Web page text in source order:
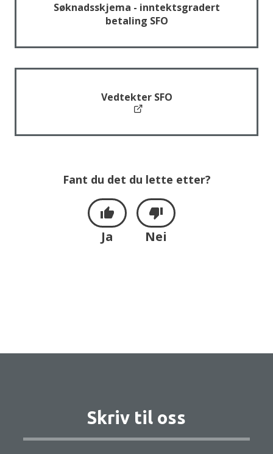
Søknadsskjema - inntektsgradert
betaling SFO
Vedtekter SFO
Fant du det du lette etter?
Ja Nei
Skriv til oss